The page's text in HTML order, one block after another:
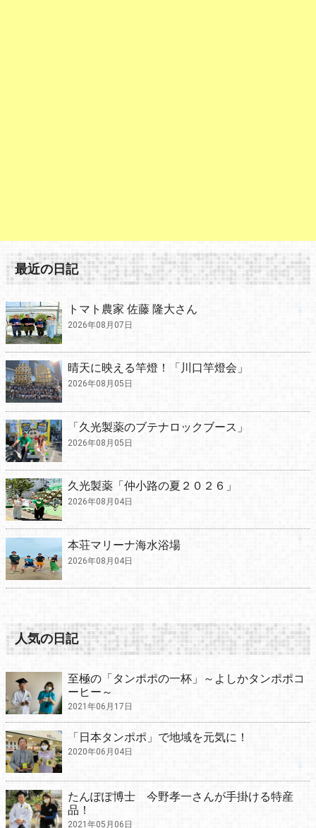
最近の日記
トマト農家 佐藤 隆大さん
2026年08月07日
晴天に映える竿燈！「川口竿燈会」
2026年08月05日
「久光製薬のブテナロックブース」
2026年08月05日
久光製薬「仲小路の夏２０２６」
2026年08月04日
本荘マリーナ海水浴場
2026年08月04日
人気の日記
至極の「タンポポの一杯」～よしかタンポポコ
ーヒー～
2021年06月17日
「日本タンポポ」で地域を元気に！
2020年06月04日
たんぽぽ博士 今野孝一さんが手掛ける特産
品！
2021年05月06日